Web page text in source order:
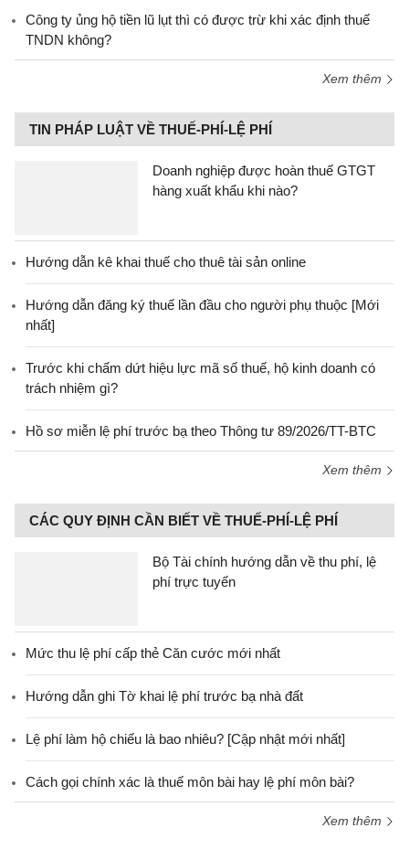
Công ty ủng hộ tiền lũ lụt thì có được trừ khi xác định thuế
TNDN không?
Xem thêm
TIN PHÁP LUẬT VỀ THUẾ-PHÍ-LỆ PHÍ
Doanh nghiệp được hoàn thuế GTGT
hàng xuất khẩu khi nào?
Hướng dẫn kê khai thuế cho thuê tài sản online
Hướng dẫn đăng ký thuế lần đầu cho người phụ thuộc [Mới
nhất]
Trước khi chấm dứt hiệu lực mã số thuế, hộ kinh doanh có
trách nhiệm gì?
Hồ sơ miễn lệ phí trước bạ theo Thông tư 89/2026/TT-BTC
Xem thêm
CÁC QUY ĐỊNH CẦN BIẾT VỀ THUẾ-PHÍ-LỆ PHÍ
Bộ Tài chính hướng dẫn về thu phí, lệ
phí trực tuyến
Mức thu lệ phí cấp thẻ Căn cước mới nhất
Hướng dẫn ghi Tờ khai lệ phí trước bạ nhà đất
Lệ phí làm hộ chiếu là bao nhiêu? [Cập nhật mới nhất]
Cách gọi chính xác là thuế môn bài hay lệ phí môn bài?
Xem thêm